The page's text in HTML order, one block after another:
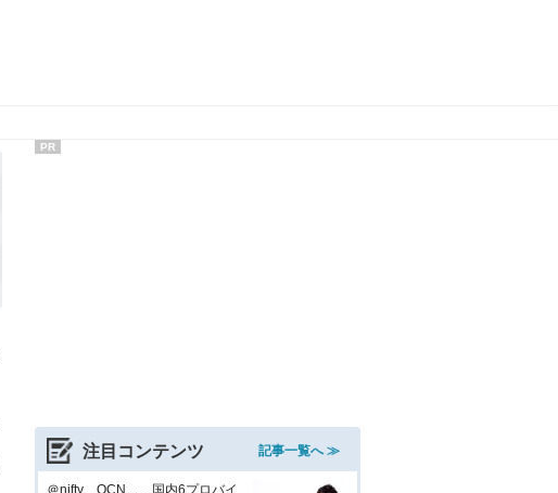
PR
注目コンテンツ 記事一覧へ ≫
＠nifty、OCN……国内6プロバイ